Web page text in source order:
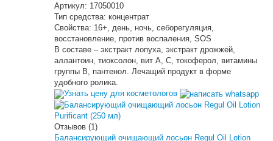
Артикул: 17050010
Тип средства: концентрат
Свойства: 16+, день, ночь, себорегуляция,
восстановление, против воспаления, SOS
В составе – экстракт лопуха, экстракт дрожжей,
аллантоин, тиоксолон, вит А, С, токоферол, витамины
группы В, пантенол. Лечащий продукт в форме
удобного ролика.
Узнать цену для косметологов
Отзывов (1)
Балансирующий очищающий лосьон Regul Oil Lotion